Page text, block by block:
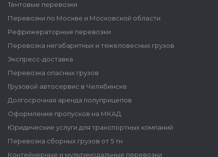
Тентовые перевозки
Перевозки по Москве и Московской области
Рефрижераторные перевозки
Перевозка негабаритных и тяжеловесных грузов
Экспресс-доставка
Перевозка опасных грузов
Грузовой автосервис в Челябинске
Долгосрочная аренда полуприцепов
Оформление пропусков на МКАД
Юридические услуги для транспортных компаний
Перевозка сборных грузов от 5 тн
Контейнерные и мультимодальные перевозки